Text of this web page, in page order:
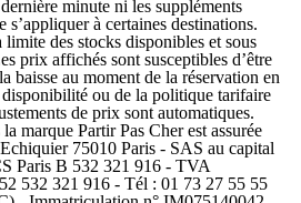
minute ni les suppléments
s’appliquer à certaines destinations.
des stocks disponibles et sous
prix affichés sont susceptibles d’être
baisse au moment de la réservation en
ou de la politique tarifaire
de prix sont automatiques.
marque Partir Pas Cher est assurée
75010 Paris - SAS au capital
Paris B 532 321 916 - TVA
532 321 916 - Tél : 01 73 27 55 55